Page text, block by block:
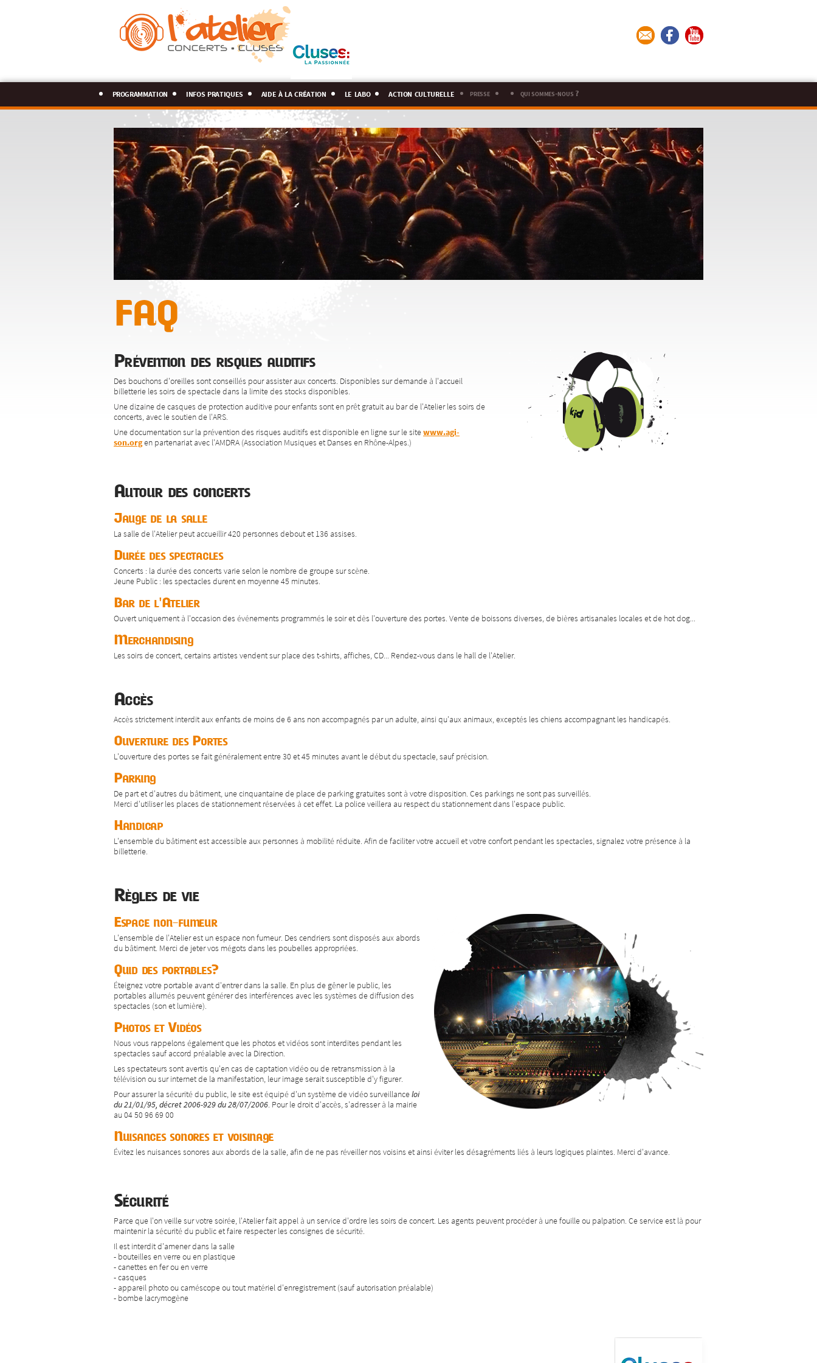
programmation infos pratiques aide à la création le labo action culturelle presse qui sommes-nous ?
FAQ
Prévention des risques auditifs
Des bouchons d'oreilles sont conseillés pour assister aux concerts. Disponibles sur demande à l'accueil
billetterie les soirs de spectacle dans la limite des stocks disponibles.
Une dizaine de casques de protection auditive pour enfants sont en prêt gratuit au bar de l'Atelier les soirs de
concerts, avec le soutien de l'ARS.
Une documentation sur la prévention des risques auditifs est disponible en ligne sur le sitewww.agi-
son.orgen partenariat avec l'AMDRA (Association Musiques et Danses en Rhône-Alpes.)
Autour des concerts
Jauge de la salle
La salle de l'Atelier peut accueillir 420 personnes debout et 136 assises.
Durée des spectacles
Concerts : la durée des concerts varie selon le nombre de groupe sur scène.
Jeune Public : les spectacles durent en moyenne 45 minutes.
Bar de l'Atelier
Ouvert uniquement à l'occasion des événements programmés le soir et dès l'ouverture des portes. Vente de boissons diverses, de bières artisanales locales et de hot dog...
Merchandising
Les soirs de concert, certains artistes vendent sur place des t-shirts, affiches, CD... Rendez-vous dans le hall de l'Atelier.
Accès
Accès strictement interdit aux enfants de moins de 6 ans non accompagnés par un adulte, ainsi qu'aux animaux, exceptés les chiens accompagnant les handicapés.
Ouverture des Portes
L'ouverture des portes se fait généralement entre 30 et 45 minutes avant le début du spectacle, sauf précision.
Parking
De part et d'autres du bâtiment, une cinquantaine de place de parking gratuites sont à votre disposition. Ces parkings ne sont pas surveillés.
Merci d'utiliser les places de stationnement réservées à cet effet. La police veillera au respect du stationnement dans l'espace public.
Handicap
L'ensemble du bâtiment est accessible aux personnes à mobilité réduite. Afin de faciliter votre accueil et votre confort pendant les spectacles, signalez votre présence à la
billetterie.
Règles de vie
Espace non-fumeur
L'ensemble de l'Atelier est un espace non fumeur. Des cendriers sont disposés aux abords
du bâtiment. Merci de jeter vos mégots dans les poubelles appropriées.
Quid des portables?
Éteignez votre portable avant d'entrer dans la salle. En plus de gêner le public, les
portables allumés peuvent générer des interférences avec les systèmes de diffusion des
spectacles (son et lumière).
Photos et Vidéos
Nous vous rappelons également que les photos et vidéos sont interdites pendant les
spectacles sauf accord préalable avec la Direction.
Les spectateurs sont avertis qu'en cas de captation vidéo ou de retransmission à la
télévision ou sur internet de la manifestation, leur image serait susceptible d'y figurer.
Pour assurer la sécurité du public, le site est équipé d'un système de vidéo surveillanceloi
du 21/01/95, décret 2006-929 du 28/07/2006 . Pour le droit d'accès, s'adresser à la mairie
au 04 50 96 69 00
Nuisances sonores et voisinage
Évitez les nuisances sonores aux abords de la salle, afin de ne pas réveiller nos voisins et ainsi éviter les désagréments liés à leurs logiques plaintes. Merci d'avance.
Sécurité
Parce que l'on veille sur votre soirée, l'Atelier fait appel à un service d'ordre les soirs de concert. Les agents peuvent procéder à une fouille ou palpation. Ce service est là pour
maintenir la sécurité du public et faire respecter les consignes de sécurité.
Il est interdit d'amener dans la salle
- bouteilles en verre ou en plastique
- canettes en fer ou en verre
- casques
- appareil photo ou caméscope ou tout matériel d'enregistrement (sauf autorisation préalable)
- bombe lacrymogène